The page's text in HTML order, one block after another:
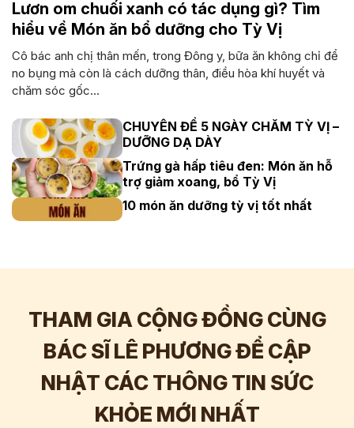
Lươn om chuối xanh có tác dụng gì? Tìm
hiểu về Món ăn bổ dưỡng cho Tỳ Vị
Cô bác anh chị thân mến, trong Đông y, bữa ăn không chỉ để
no bụng mà còn là cách dưỡng thân, điều hòa khí huyết và
chăm sóc gốc...
CHUYÊN ĐỀ 5 NGÀY CHĂM TỲ VỊ –
DƯỠNG DẠ DÀY
Trứng gà hấp tiêu đen: Món ăn hỗ
trợ giảm xoang, bổ Tỳ Vị
10 món ăn dưỡng tỳ vị tốt nhất
THAM GIA CỘNG ĐỒNG CÙNG
BÁC SĨ LÊ PHƯƠNG ĐỂ CẬP
NHẬT CÁC THÔNG TIN SỨC
KHỎE MỚI NHẤT